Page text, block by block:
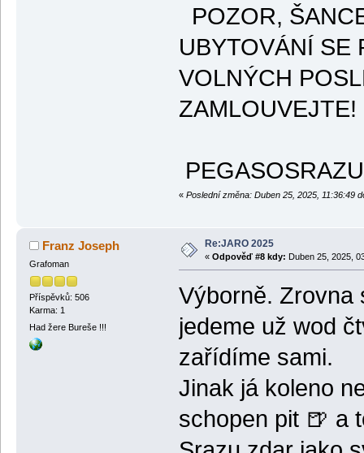
POZOR,
UBYTOVÁNÍ
VOLNÝCH
« Poslední změna: Duben 25, 2025, 11:36:49
Franz Joseph
Grafoman
Příspěvků: 506
Karma: 1
Had žere Bureše !!!
Re:JARO 2025
« Odpověď #8 kdy: Duben 25, 2025,
Výborně. Zrovna
jedeme už wod
zařídíme sami.
Jinak já koleno
schopen pit 🍺 a